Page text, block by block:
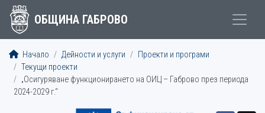
ОБЩИНА ГАБРОВО
Начало Дейности и услуги
Проекти и програми
Текущи проекти
„Осигуряване функционирането на ОИЦ – Габрово през периода
2024-2029 г.“